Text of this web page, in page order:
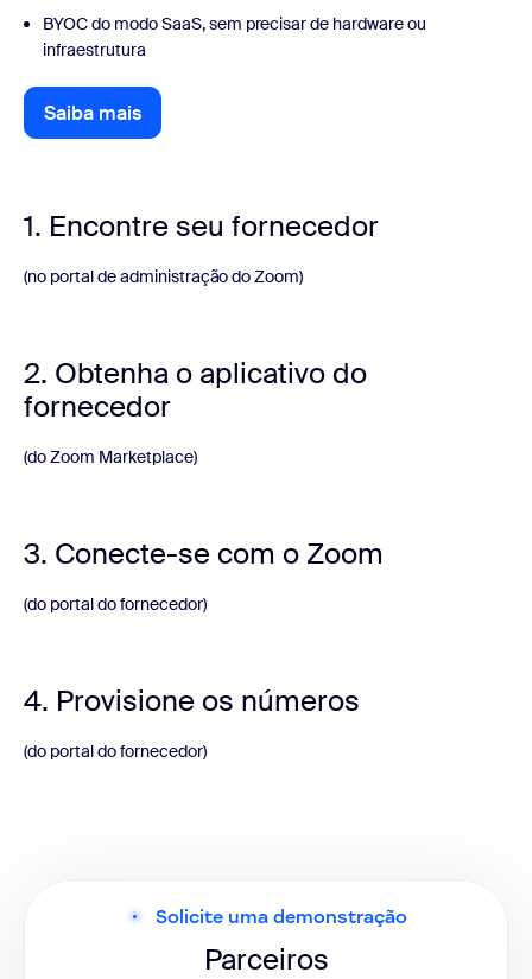
BYOC do modo SaaS, sem precisar de hardware ou
infraestrutura
Saiba mais
1. Encontre seu fornecedor
(no portal de administração do Zoom)
2. Obtenha o aplicativo do
fornecedor
(do Zoom Marketplace)
3. Conecte-se com o Zoom
(do portal do fornecedor)
4. Provisione os números
(do portal do fornecedor)
Solicite uma demonstração
Parceiros